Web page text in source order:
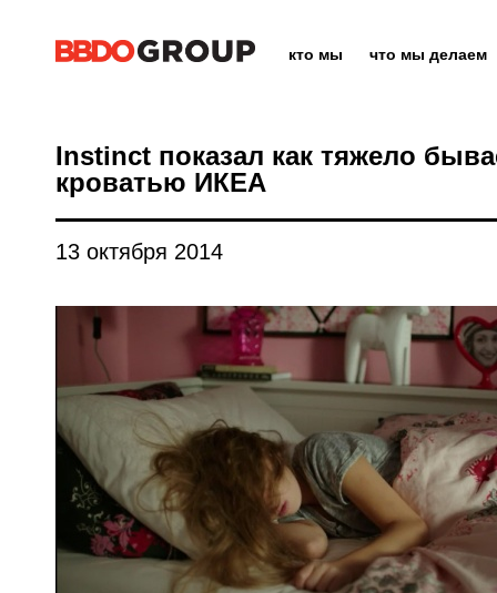
кто мы что мы делаем
Instinct показал как тяжело
кроватью ИКЕА
13 октября 2014